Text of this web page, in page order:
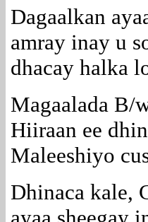
Dagaalkan
amray inay u
dhacay halka
Magaalada B/
Hiiraan ee
Maleeshiyo
Dhinaca kale,